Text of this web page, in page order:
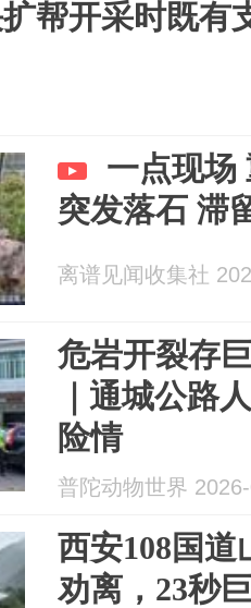
帮开采时既有
一点现场
突发落石 滞
离谱见闻收集社
危岩开裂存
｜通城公路
险情
普陀动物世界
西安108国道
劝离，23秒